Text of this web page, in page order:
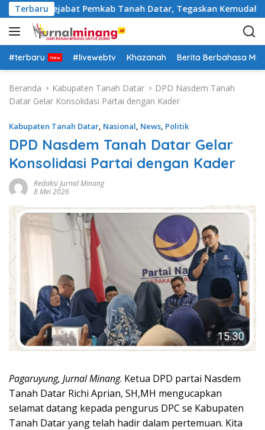
a
g
u
Terbaru
Rotasi Pejabat Pemkab Tanah Datar, Tegaskan Kemudahan
#terbaru #livewebtv Khazanah Berita Berbahasa
Beranda Kabupaten Tanah Datar
DPD Nasdem Tanah
Datar Gelar Konsolidasi Partai dengan Kader
Kabupaten Tanah Datar, Nasional, News, Politik
DPD Nasdem Tanah Datar Gelar
Konsolidasi Partai dengan Kader
Redaksi Jurnal Minang
8 Mei 2026
Pagaruyung, Jurnal Minang. Ketua DPD partai Nasdem
Tanah Datar Richi Aprian, SH,MH mengucapkan
selamat datang kepada pengurus DPC se Kabupaten
Tanah Datar yang telah hadir dalam pertemuan. Kita